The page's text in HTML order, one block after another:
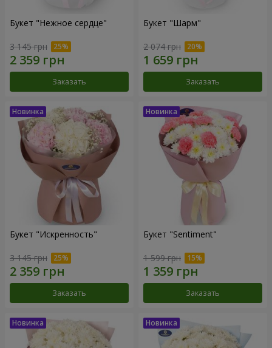
Букет "Нежное сердце"
3 145 грн
Заказать
Букет "Шарм"
2 074 грн
Заказать
Букет "Искренность"
3 145 грн
Заказать
Букет "Sentiment"
1 599 грн
Заказать